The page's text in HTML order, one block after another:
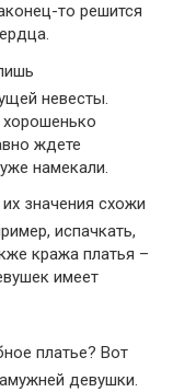
то решится
невесты.
ждете
намекали.
значения схожи
испачкать,
кража платья –
имеет
платье? Вот
девушки.